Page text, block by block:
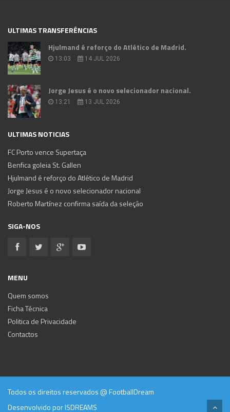
ULTIMAS TRANSFERÊNCIAS
Hjulmand é reforço do Atlético de Madrid.
13:03 14 JUL 2026
Jorge Jesus é o novo selecionador nacional.
13:21 13 JUL 2026
ULTIMAS NOTICIAS
FC Porto vence Supertaça
Benfica goleia St. Gallen
Hjulmand é reforço do Atlético de Madrid
Jorge Jesus é o novo selecionador nacional
Roberto Martínez confirma saída da seleção
SIGA-NOS
MENU
Quem somos
Ficha Técnica
Politica de Privacidade
Contactos
Todos os direitos reservados @ FootballDream
Desenvolvido porISDREAMS